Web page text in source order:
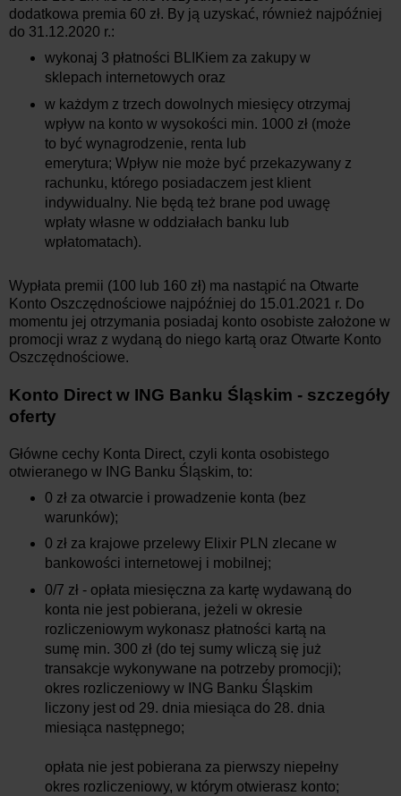
dodatkowa premia 60 zł. By ją uzyskać, również najpóźniej
do 31.12.2020 r.:
wykonaj 3 płatności BLIKiem za zakupy w
sklepach internetowych oraz
w każdym z trzech dowolnych miesięcy otrzymaj
wpływ na konto w wysokości min. 1000 zł (może
to być wynagrodzenie, renta lub
emerytura; Wpływ nie może być przekazywany z
rachunku, którego posiadaczem jest klient
indywidualny. Nie będą też brane pod uwagę
wpłaty własne w oddziałach banku lub
wpłatomatach).
Wypłata premii (100 lub 160 zł) ma nastąpić na Otwarte
Konto Oszczędnościowe najpóźniej do 15.01.2021 r. Do
momentu jej otrzymania posiadaj konto osobiste założone w
promocji wraz z wydaną do niego kartą oraz Otwarte Konto
Oszczędnościowe.
Konto Direct w ING Banku Śląskim - szczegóły
oferty
Główne cechy Konta Direct, czyli konta osobistego
otwieranego w ING Banku Śląskim, to:
0 zł za otwarcie i prowadzenie konta (bez
warunków);
0 zł za krajowe przelewy Elixir PLN zlecane w
bankowości internetowej i mobilnej;
0/7 zł - opłata miesięczna za kartę wydawaną do
konta nie jest pobierana, jeżeli w okresie
rozliczeniowym wykonasz płatności kartą na
sumę min. 300 zł (do tej sumy wliczą się już
transakcje wykonywane na potrzeby promocji);
okres rozliczeniowy w ING Banku Śląskim
liczony jest od 29. dnia miesiąca do 28. dnia
miesiąca następnego;
opłata nie jest pobierana za pierwszy niepełny
okres rozliczeniowy, w którym otwierasz konto;